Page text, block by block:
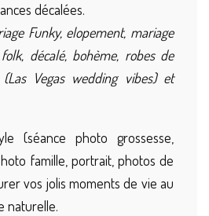
décalées.
Funky, elopement, mariage
folk, décalé, bohème, robes de
Vegas wedding vibes) et
(séance photo grossesse,
famille, portrait, photos de
vos jolis moments de vie au
naturelle.